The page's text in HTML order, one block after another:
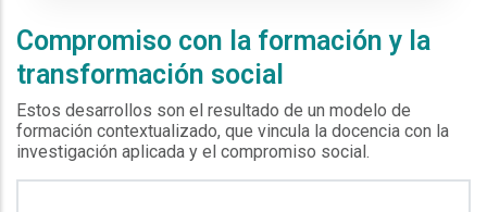
Compromiso con la formación y la
transformación social
Estos desarrollos son el resultado de un modelo de
formación contextualizado, que vincula la docencia con la
investigación aplicada y el compromiso social.